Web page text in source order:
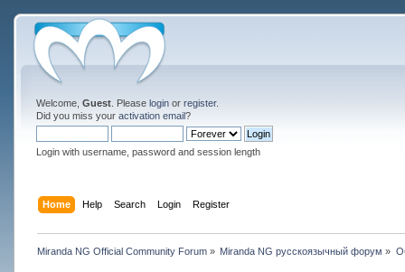
Welcome, Guest. Please loginor register.
Did you miss your activation email?
Login with username, password and session length
Home Help Search Login Register
Miranda NG Official Community Forum» Miranda NG русскоязычный форум »